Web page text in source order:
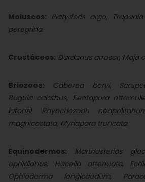
Moluscos: Platydoris argo,
peregrina.
Crustáceos: Dardanus arrosor, Maja
Briozoos: Caberea boryi,
Bugula calathus, Pentapora
lafontii, Rhynchozoon
magnicostata, Myriapora truncata.
Equinodermos: Marthasterias
ophidianus, Hacelia attenuata,
Ophioderma longicaudum,